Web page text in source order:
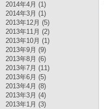
2014年4月 (1)
2014年3月 (1)
2013年12月 (5)
2013年11月 (2)
2013年10月 (1)
2013年9月 (9)
2013年8月 (6)
2013年7月 (11)
2013年6月 (5)
2013年4月 (8)
2013年3月 (4)
2013年1月 (3)